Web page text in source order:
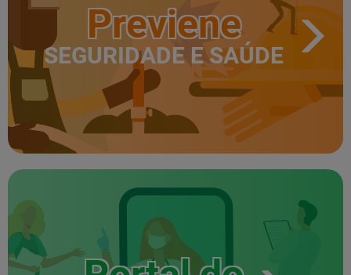
Previene
SEGURIDADE E SAÚDE